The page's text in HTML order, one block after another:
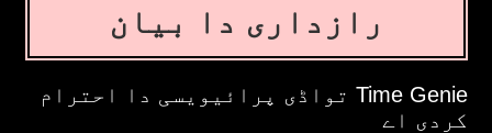
رازداری دا بیان
Time Genie تواڈی پرائیویسی دا احترام
کردی اے